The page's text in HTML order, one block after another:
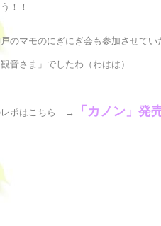
！！
のマモのにぎにぎ会も参加させて
音さま」でしたわ（わはは）
レポはこちら → 「カノン」発